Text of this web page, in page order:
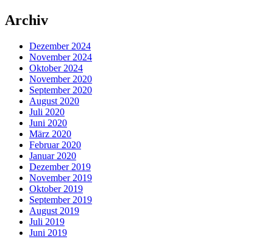
Archiv
Dezember 2024
November 2024
Oktober 2024
November 2020
September 2020
August 2020
Juli 2020
Juni 2020
März 2020
Februar 2020
Januar 2020
Dezember 2019
November 2019
Oktober 2019
September 2019
August 2019
Juli 2019
Juni 2019